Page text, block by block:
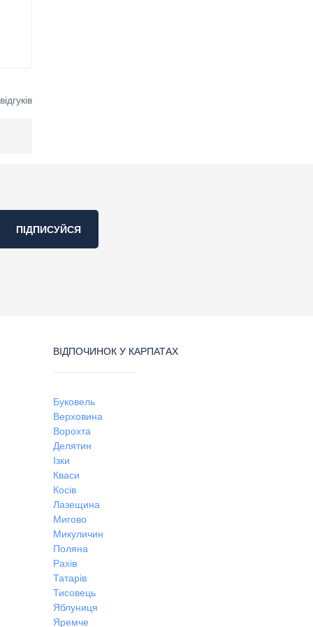
ПІДПИСУЙСЯ
ВІДПОЧИНОК У КАРПАТАХ
Буковель
Верховина
Ворохта
Делятин
Ізки
Кваси
Косів
Лазещина
Мигово
Микуличин
Поляна
Рахів
Татарів
Тисовець
Яблуниця
Яремче